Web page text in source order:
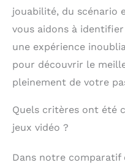
jouabilité, du scénario
vous aidons à
une expérience
pour découvrir le
pleinement de votre
Quels critères ont été
jeux vidéo ?
Dans notre comparatif